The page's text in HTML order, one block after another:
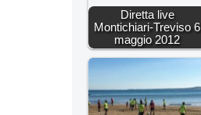
Diretta live
Montichiari-Treviso 6
maggio 2012